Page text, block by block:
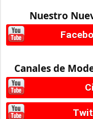
Nuestro
Canales de